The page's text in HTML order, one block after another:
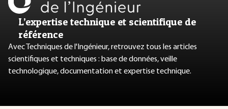
L’expertise technique et scientifique de
référence
Avec Techniques de l'Ingénieur, retrouvez tous les articles
scientifiques et techniques : base de données, veille
technologique, documentation et expertise technique.